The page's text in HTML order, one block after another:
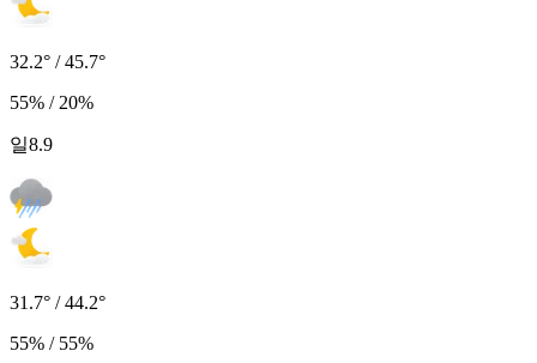
32.2° / 45.7°
55% / 20%
일8.9
31.7° / 44.2°
55% / 55%